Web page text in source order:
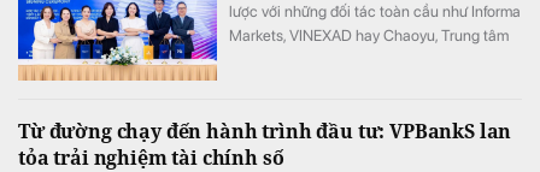
lược với những đối tác toàn cầu như Informa
Markets, VINEXAD hay Chaoyu, Trung tâm
Từ đường chạy đến hành trình đầu tư: VPBankS lan
tỏa trải nghiệm tài chính số